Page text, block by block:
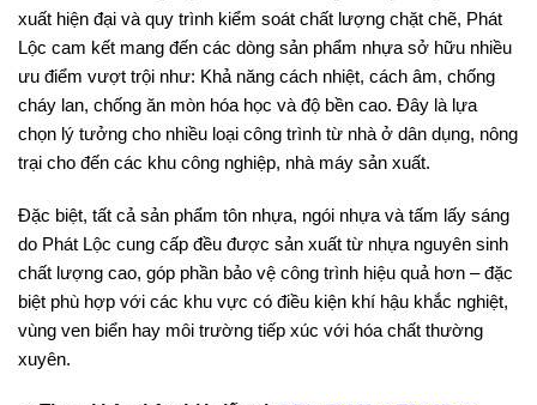
xuất hiện đại và quy trình kiểm soát chất lượng chặt chẽ, Phát
Lộc cam kết mang đến các dòng sản phẩm nhựa sở hữu nhiều
ưu điểm vượt trội như: Khả năng cách nhiệt, cách âm, chống
cháy lan, chống ăn mòn hóa học và độ bền cao. Đây là lựa
chọn lý tưởng cho nhiều loại công trình từ nhà ở dân dụng, nông
trại cho đến các khu công nghiệp, nhà máy sản xuất.
Đặc biệt, tất cả sản phẩm tôn nhựa, ngói nhựa và tấm lấy sáng
do Phát Lộc cung cấp đều được sản xuất từ nhựa nguyên sinh
chất lượng cao, góp phần bảo vệ công trình hiệu quả hơn – đặc
biệt phù hợp với các khu vực có điều kiện khí hậu khắc nghiệt,
vùng ven biển hay môi trường tiếp xúc với hóa chất thường
xuyên.